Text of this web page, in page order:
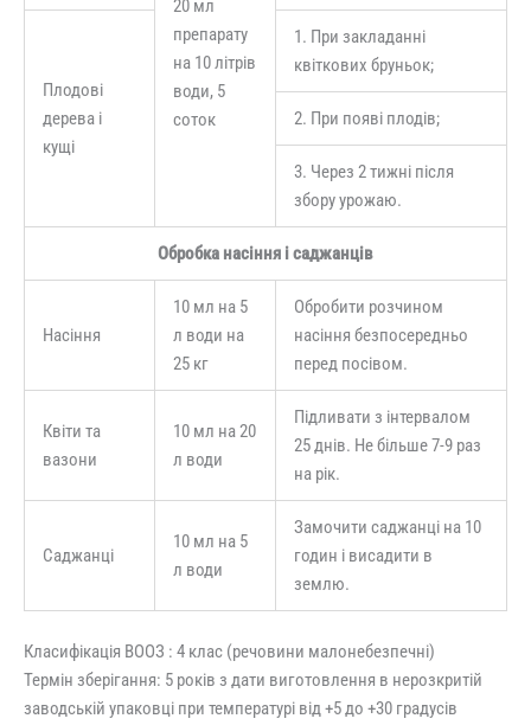
20 мл
препарату
на 10 літрів
води, 5
соток
Плодові
дерева і
кущі
1. При закладанні
квіткових бруньок;
2. При появі плодів;
3. Через 2 тижні після
збору урожаю.
Обробка насіння і саджанців
Насіння
10 мл на 5
л води на
25 кг
Обробити розчином
насіння безпосередньо
перед посівом.
Квіти та
вазони
10 мл на 20
л води
Підливати з інтервалом
25 днів. Не більше 7-9 раз
на рік.
Саджанці
10 мл на 5
л води
Замочити саджанці на 10
годин і висадити в
землю.
Класифікація ВООЗ : 4 клас (речовини малонебезпечні)
Термін зберігання: 5 років з дати виготовлення в нерозкритій
заводській упаковці при температурі від +5 до +30 градусів